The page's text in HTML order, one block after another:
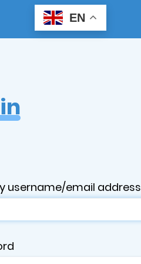
EN
username/email address